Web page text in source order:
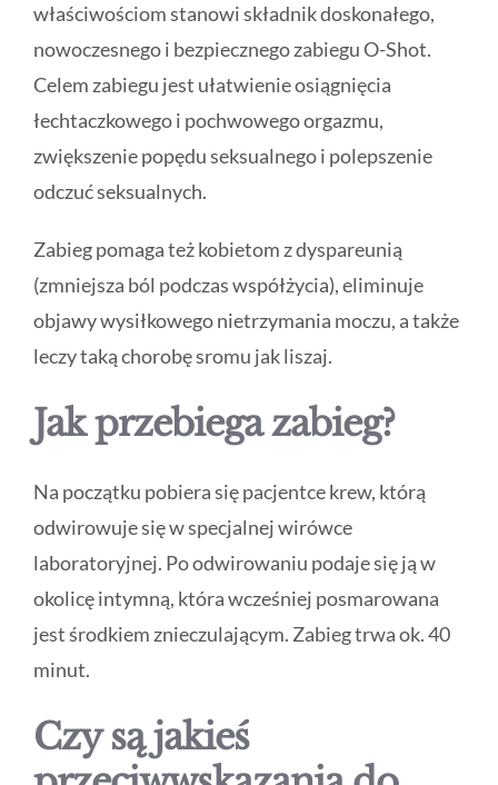
właściwościom stanowi składnik doskonałego,
nowoczesnego i bezpiecznego zabiegu O-Shot.
Celem zabiegu jest ułatwienie osiągnięcia
łechtaczkowego i pochwowego orgazmu,
zwiększenie popędu seksualnego i polepszenie
odczuć seksualnych.
Zabieg pomaga też kobietom z dyspareunią
(zmniejsza ból podczas współżycia), eliminuje
objawy wysiłkowego nietrzymania moczu, a także
leczy taką chorobę sromu jak liszaj.
Jak przebiega zabieg?
Na początku pobiera się pacjentce krew, którą
odwirowuje się w specjalnej wirówce
laboratoryjnej. Po odwirowaniu podaje się ją w
okolicę intymną, która wcześniej posmarowana
jest środkiem znieczulającym. Zabieg trwa ok. 40
minut.
Czy są jakieś